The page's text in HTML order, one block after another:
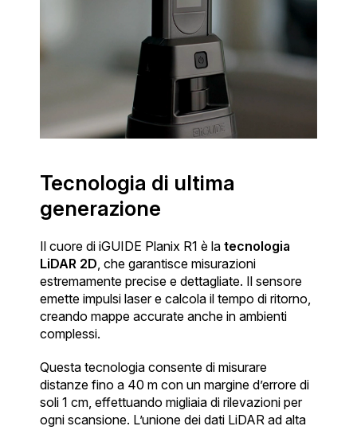
Tecnologia di ultima
generazione
Il cuore di iGUIDE Planix R1 è la tecnologia
LiDAR 2D, che garantisce misurazioni
estremamente precise e dettagliate. Il sensore
emette impulsi laser e calcola il tempo di ritorno,
creando mappe accurate anche in ambienti
complessi.
Questa tecnologia consente di misurare
distanze fino a 40 m con un margine d’errore di
soli 1 cm, effettuando migliaia di rilevazioni per
ogni scansione. L’unione dei dati LiDAR ad alta